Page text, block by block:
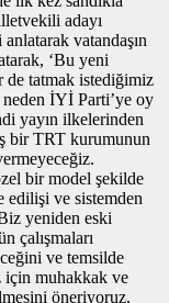
adayı
vatandaşın
‘Bu yeni
de tatmak istediğimiz
İYİ Parti’ye oy
yayın ilkelerinden
bir TRT kurumunun
bir model şekilde
edilişi ve sistemden
yeniden eski
çalışmaları
ve temsilde
için muhakkak ve
öneriyoruz.